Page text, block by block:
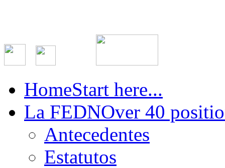
HomeStart here...
La FEDNOver 40
Antecedentes
Estatutos